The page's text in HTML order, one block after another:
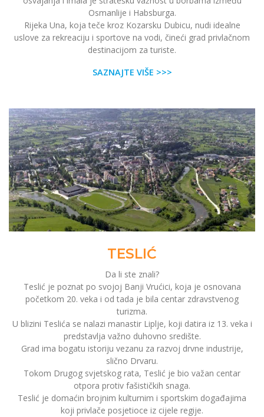
Osmanlije i Habsburga.
Rijeka Una, koja teče kroz Kozarsku Dubicu, nudi idealne
uslove za rekreaciju i sportove na vodi, čineći grad privlačnom
destinacijom za turiste.
SAZNAJTE VIŠE >>>
TESLIĆ
Da li ste znali?
Teslić je poznat po svojoj Banji Vrućici, koja je osnovana
početkom 20. veka i od tada je bila centar zdravstvenog
turizma.
U blizini Teslića se nalazi manastir Liplje, koji datira iz 13. veka i
predstavlja važno duhovno središte.
Grad ima bogatu istoriju vezanu za razvoj drvne industrije,
slično Drvaru.
Tokom Drugog svjetskog rata, Teslić je bio važan centar
otpora protiv fašističkih snaga.
Teslić je domaćin brojnim kulturnim i sportskim događajima
koji privlače posjetioce iz cijele regije.